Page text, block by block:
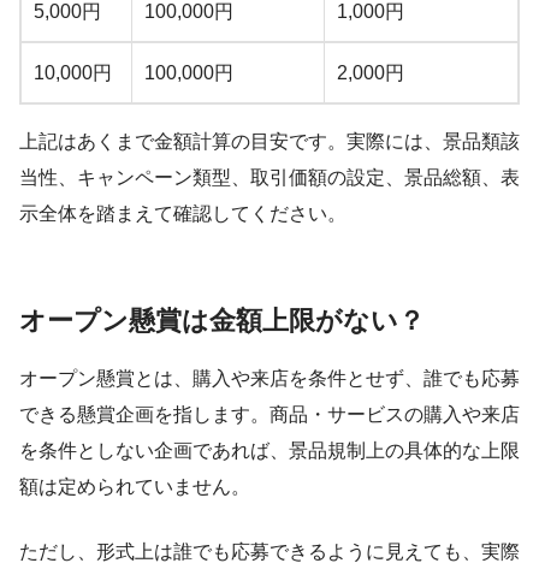
5,000円 100,000円 1,000円
10,000円 100,000円 2,000円
上記はあくまで金額計算の目安です。実際には、景品類該
当性、キャンペーン類型、取引価額の設定、景品総額、表
示全体を踏まえて確認してください。
オープン懸賞は金額上限がない？
オープン懸賞とは、購入や来店を条件とせず、誰でも応募
できる懸賞企画を指します。商品・サービスの購入や来店
を条件としない企画であれば、景品規制上の具体的な上限
額は定められていません。
ただし、形式上は誰でも応募できるように見えても、実際